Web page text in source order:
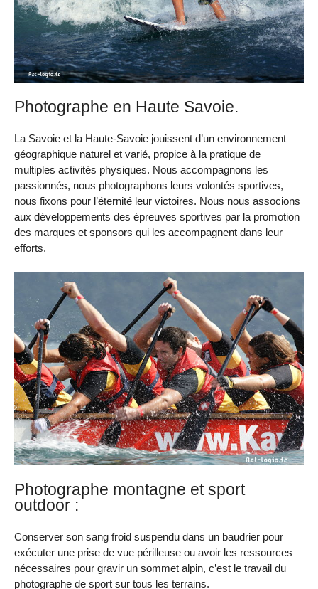
Photographe en Haute Savoie.
La Savoie et la Haute-Savoie jouissent d’un environnement
géographique naturel et varié, propice à la pratique de
multiples activités physiques. Nous accompagnons les
passionnés, nous photographons leurs volontés sportives,
nous fixons pour l’éternité leur victoires. Nous nous associons
aux développements des épreuves sportives par la promotion
des marques et sponsors qui les accompagnent dans leur
efforts.
Photographe montagne et sport
outdoor :
Conserver son sang froid suspendu dans un baudrier pour
exécuter une prise de vue périlleuse ou avoir les ressources
nécessaires pour gravir un sommet alpin, c’est le travail du
photographe de sport sur tous les terrains.